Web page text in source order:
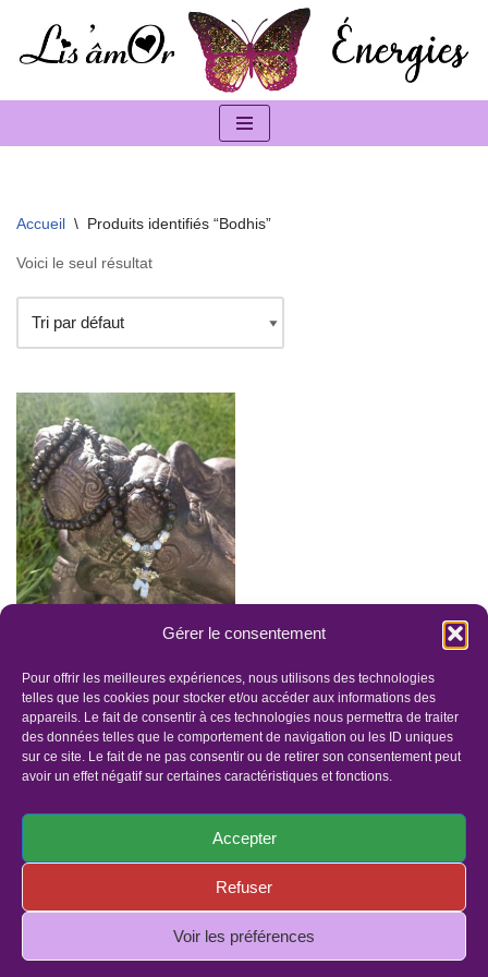
Gérer le consentement
Pour offrir les meilleures expériences, nous utilisons des technologies
telles que les cookies pour stocker et/ou accéder aux informations des
appareils. Le fait de consentir à ces technologies nous permettra de traiter
des données telles que le comportement de navigation ou les ID uniques
sur ce site. Le fait de ne pas consentir ou de retirer son consentement peut
avoir un effet négatif sur certaines caractéristiques et fonctions.
Accepter
Refuser
Voir les préférences
Aller
Accueil \ Produits identifiés “Bodhis”
Voici le seul résultat
Malas Intentionnels
Graines
45.00 – 72.00
Politique de confidentialité
Politique de cookies (UE)